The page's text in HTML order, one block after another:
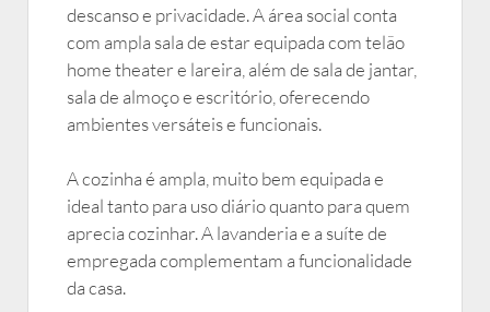
descanso e privacidade. A área social conta
com ampla sala de estar equipada com telão
home theater e lareira, além de sala de jantar,
sala de almoço e escritório, oferecendo
ambientes versáteis e funcionais.
A cozinha é ampla, muito bem equipada e
ideal tanto para uso diário quanto para quem
aprecia cozinhar. A lavanderia e a suíte de
empregada complementam a funcionalidade
da casa.